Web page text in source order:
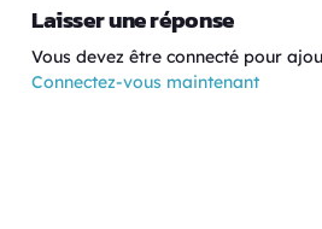
Laisser une réponse
Vous devez être connecté pour
Connectez-vous maintenant